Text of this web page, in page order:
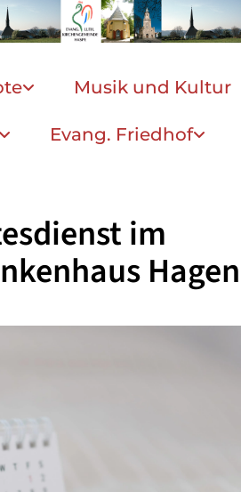
Musik und Kultur
Evang. Friedhof
im
Hagen